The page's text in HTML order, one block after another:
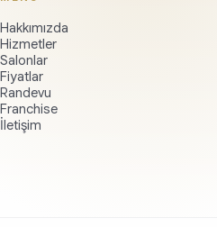
Hakkımızda
Hizmetler
Salonlar
Fiyatlar
Randevu
Franchise
İletişim